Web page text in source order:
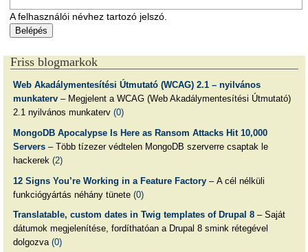
A felhasználói névhez tartozó jelszó.
Friss blogmarkok
Web Akadálymentesítési Útmutató (WCAG) 2.1 – nyilvános
munkaterv– Megjelent a WCAG (Web Akadálymentesítési Útmutató)
2.1 nyilvános munkaterv (0)
MongoDB Apocalypse Is Here as Ransom Attacks Hit 10,000
Servers– Több tízezer védtelen MongoDB szerverre csaptak le
hackerek (2)
12 Signs You’re Working in a Feature Factory– A cél nélküli
funkciógyártás néhány tünete (0)
Translatable, custom dates in Twig templates of Drupal 8– Saját
dátumok megjelenítése, fordíthatóan a Drupal 8 smink rétegével
dolgozva (0)